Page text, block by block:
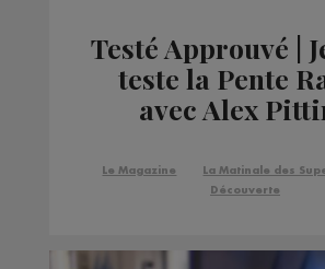
Testé Approuvé |
teste la Pente
avec Alex
Le Magazine
La Matinale des
Découverte